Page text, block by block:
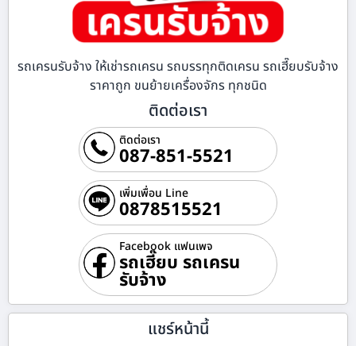
รถเครนรับจ้าง ให้เช่ารถเครน รถบรรทุกติดเครน รถเฮี๊ยบรับจ้าง
ราคาถูก ขนย้ายเครื่องจักร ทุกชนิด
ติดต่อเรา
ติดต่อเรา
087-851-5521
เพิ่มเพื่อน Line
0878515521
Facebook แฟนเพจ
รถเฮี๊ยบ รถเครน
รับจ้าง
แชร์หน้านี้